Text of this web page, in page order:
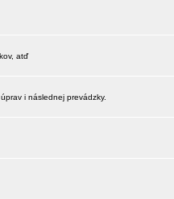
atď
i následnej prevádzky.